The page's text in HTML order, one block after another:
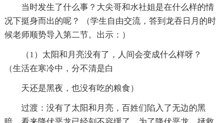
当时发生了什么事？大尖哥和水社姐是在什么样的情
况下挺身而出的呢？ （学生自由交流，答到龙吞日月的时
候老师顺势导入第二节。出示：）
（1）太阳和月亮没有了，人间会变成什么样呀？
（生活在寒冷中，分不清是白
天还是黑夜，也没有吃的粮食）
过渡：没有了太阳和月亮，百姓们陷入了无边的黑